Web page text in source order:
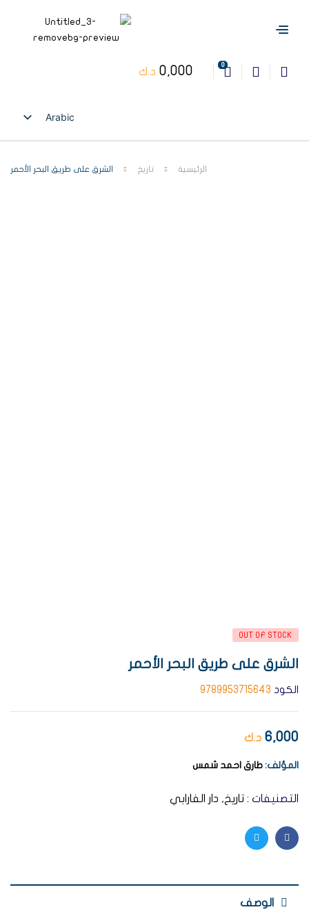
0
0,000 د.ك
Arabic
English
الرئيسية تاريخ الشرق على طريق البحر الأحمر
OUT OF STOCK
الشرق على طريق البحر الأحمر
الكود 9789953715643
6,000 د.ك
المؤلف: طارق احمد شمس
التصنيفات : تاريخ, دار الفارابي
Facebook
Twitter
الوصف